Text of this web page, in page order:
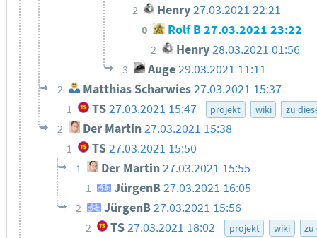
2 Henry27.03.2021 22:21
0 Rolf B27.03.2021 23:22
2 Henry28.03.2021 01:56
3 Auge29.03.2021 11:11
2 Matthias Scharwies27.03.2021 15:37
1 TS27.03.2021 15:47 projekt wiki zu
2 Der Martin27.03.2021 15:38
1 TS27.03.2021 15:50
1 Der Martin27.03.2021 15:55
1 JürgenB 27.03.2021 16:05
2 JürgenB27.03.2021 15:56
2 TS27.03.2021 18:02 projekt wiki zu